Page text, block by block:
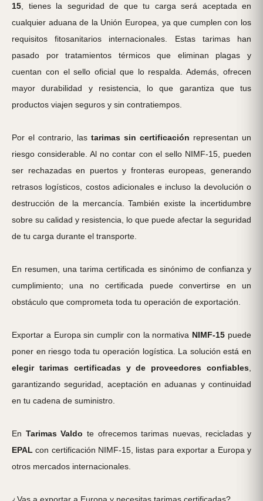
15 , tienes la seguridad de que tu carga será aceptada en
cualquier aduana de la Unión Europea, ya que cumplen con los
requisitos fitosanitarios internacionales. Estas tarimas han
pasado por tratamientos térmicos que eliminan plagas y
cuentan con el sello oficial que lo respalda. Además, ofrecen
mayor durabilidad y resistencia, lo que garantiza que tus
productos viajen seguros y sin contratiempos.
Por el contrario, las tarimas sin certificación representan un
riesgo considerable. Al no contar con el sello NIMF-15, pueden
ser rechazadas en puertos y fronteras europeas, generando
retrasos logísticos, costos adicionales e incluso la devolución o
destrucción de la mercancía. También existe la incertidumbre
sobre su calidad y resistencia, lo que puede afectar la seguridad
de tu carga durante el transporte.
En resumen, una tarima certificada es sinónimo de confianza y
cumplimiento; una no certificada puede convertirse en un
obstáculo que comprometa toda tu operación de exportación.
Exportar a Europa sin cumplir con la normativa NIMF-15 puede
poner en riesgo toda tu operación logística. La solución está en
elegir tarimas certificadas y de proveedores confiables
garantizando seguridad, aceptación en aduanas y continuidad
en tu cadena de suministro.
En Tarimas Valdo te ofrecemos tarimas nuevas, recicladas y
EPAL con certificación NIMF-15, listas para exportar a Europa y
otros mercados internacionales.
¿Vas a exportar a Europa y necesitas tarimas certificadas?